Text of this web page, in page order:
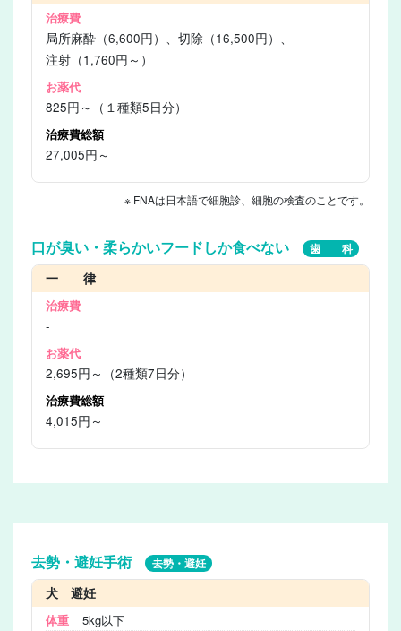
局所麻酔（6,600円）、切除（16,500円）、
注射（1,760円～）
825円～（１種類5日分）
27,005円～
※ FNAは日本語で細胞診、細胞の検査のことです。
口が臭い・柔らかいフードしか食べない 歯 科
一 律
-
2,695円～（2種類7日分）
4,015円～
去勢・避妊手術 去勢・避妊
犬 避妊
5kg以下